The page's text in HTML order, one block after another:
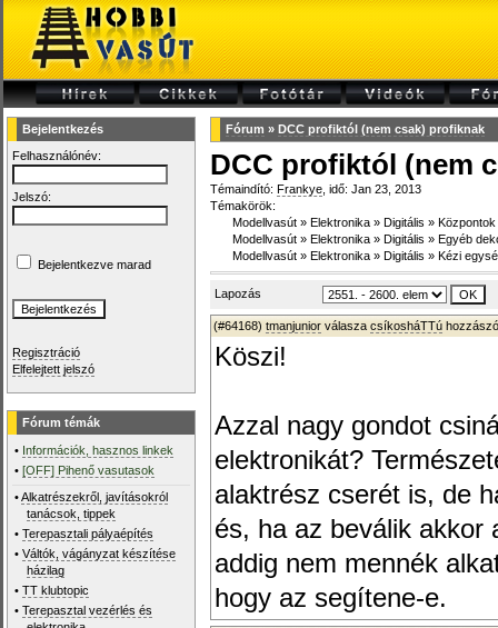
Bejelentkezés
Felhasználónév:
Jelszó:
Bejelentkezve marad
Regisztráció
Elfelejtett jelszó
Fórum témák
• Információk, hasznos linkek
•[OFF] Pihenő vasutasok
•Alkatrészekről, javításokról
tanácsok, tippek
•Terepasztali pályaépítés
•Váltók, vágányzat készítése
házilag
•TT klubtopic
•Terepasztal vezérlés és
Fórum » DCC profiktól (nem csak) profiknak
DCC profiktól (nem
Témaindító: Frankye , idő: Jan 23, 2013
Témakörök:
Modellvasút » Elektronika » Digitális » Központok
Modellvasút » Elektronika » Digitális » Egyéb
Modellvasút » Elektronika » Digitális » Kézi
Lapozás
(#64168) tmanjunior válasza csíkosháTTú
Köszi!
Azzal nagy gondot
elektronikát?
alaktrész cserét is, de
és, ha az beválik akkor
addig nem mennék
hogy az segítene-e.